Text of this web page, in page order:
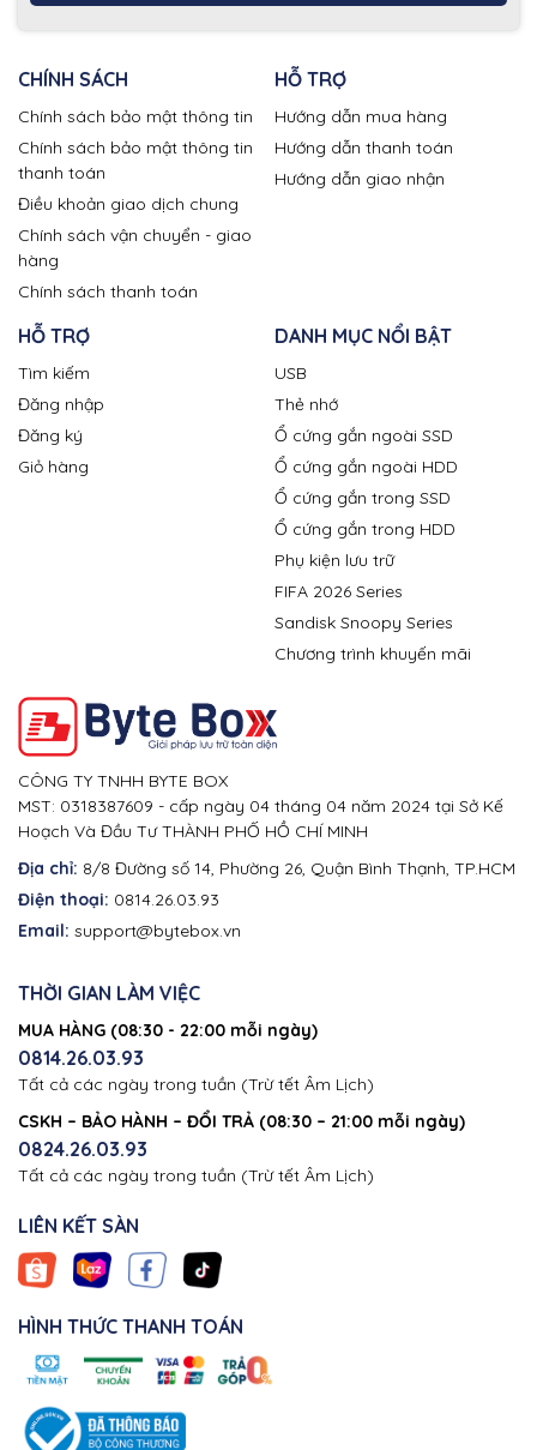
CHÍNH SÁCH
Chính sách bảo mật thông tin
Chính sách bảo mật thông tin
thanh toán
Điều khoản giao dịch chung
Chính sách vận chuyển - giao
hàng
Chính sách thanh toán
HỖ TRỢ
Hướng dẫn mua hàng
Hướng dẫn thanh toán
Hướng dẫn giao nhận
HỖ TRỢ
Tìm kiếm
Đăng nhập
Đăng ký
Giỏ hàng
DANH MỤC NỔI BẬT
USB
Thẻ nhớ
Ổ cứng gắn ngoài SSD
Ổ cứng gắn ngoài HDD
Ổ cứng gắn trong SSD
Ổ cứng gắn trong HDD
Phụ kiện lưu trữ
FIFA 2026 Series
Sandisk Snoopy Series
Chương trình khuyến mãi
CÔNG TY TNHH BYTE BOX
MST: 0318387609 - cấp ngày 04 tháng 04 năm 2024 tại Sở Kế
Hoạch Và Đầu Tư THÀNH PHỐ HỒ CHÍ MINH
Địa chỉ: 8/8 Đường số 14, Phường 26, Quận Bình Thạnh, TP.HCM
Điện thoại: 0814.26.03.93
Email: support@bytebox.vn
THỜI GIAN LÀM VIỆC
MUA HÀNG (08:30 - 22:00 mỗi ngày)
0814.26.03.93
Tất cả các ngày trong tuần (Trừ tết Âm Lịch)
CSKH – BẢO HÀNH – ĐỔI TRẢ (08:30 – 21:00 mỗi ngày)
0824.26.03.93
Tất cả các ngày trong tuần (Trừ tết Âm Lịch)
LIÊN KẾT SÀN
HÌNH THỨC THANH TOÁN